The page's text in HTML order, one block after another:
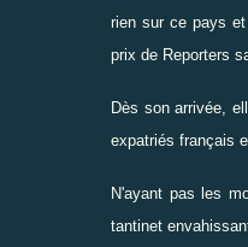
rien sur ce pays
prix de Reporters
Dès son arrivée,
expatriés français
N'ayant pas les
tantinet